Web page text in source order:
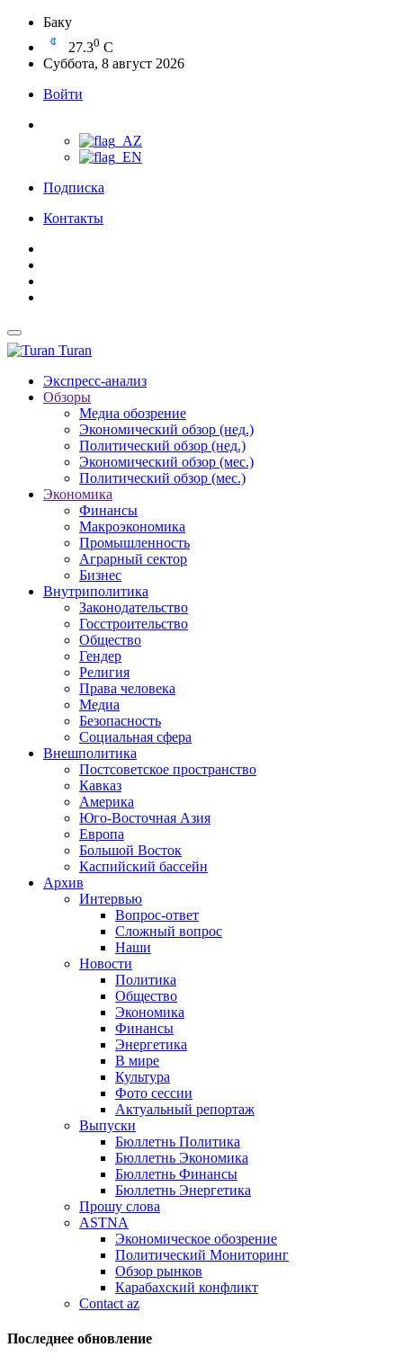
Баку
27.30 C
Суббота, 8 август 2026
Войти
Подписка
Контакты
Turan
Экспресс-анализ
Обзоры
Медиа обозрение
Экономический обзор (нед.)
Политический обзор (нед.)
Экономический обзор (мес.)
Политический обзор (мес.)
Экономика
Финансы
Макроэкономика
Промышленность
Аграрный сектор
Бизнес
Внутриполитика
Законодательство
Госстроительство
Общество
Гендер
Религия
Права человека
Медиа
Безопасность
Социальная сфера
Внешполитика
Постсоветское пространство
Кавказ
Америка
Юго-Восточная Азия
Европа
Большой Восток
Каспийский бассейн
Архив
Интервью
Вопрос-ответ
Сложный вопрос
Наши
Новости
Политика
Общество
Экономика
Финансы
Энергетика
В мире
Культура
Фото сессии
Актуальный репортаж
Выпуски
Бюллетнь Политика
Бюллетнь Экономика
Бюллетнь Финансы
Бюллетнь Энергетика
Прошу слова
ASTNA
Экономическое обозрение
Политический Мониторинг
Обзор рынков
Карабахский конфликт
Contact az
Последнее обновление